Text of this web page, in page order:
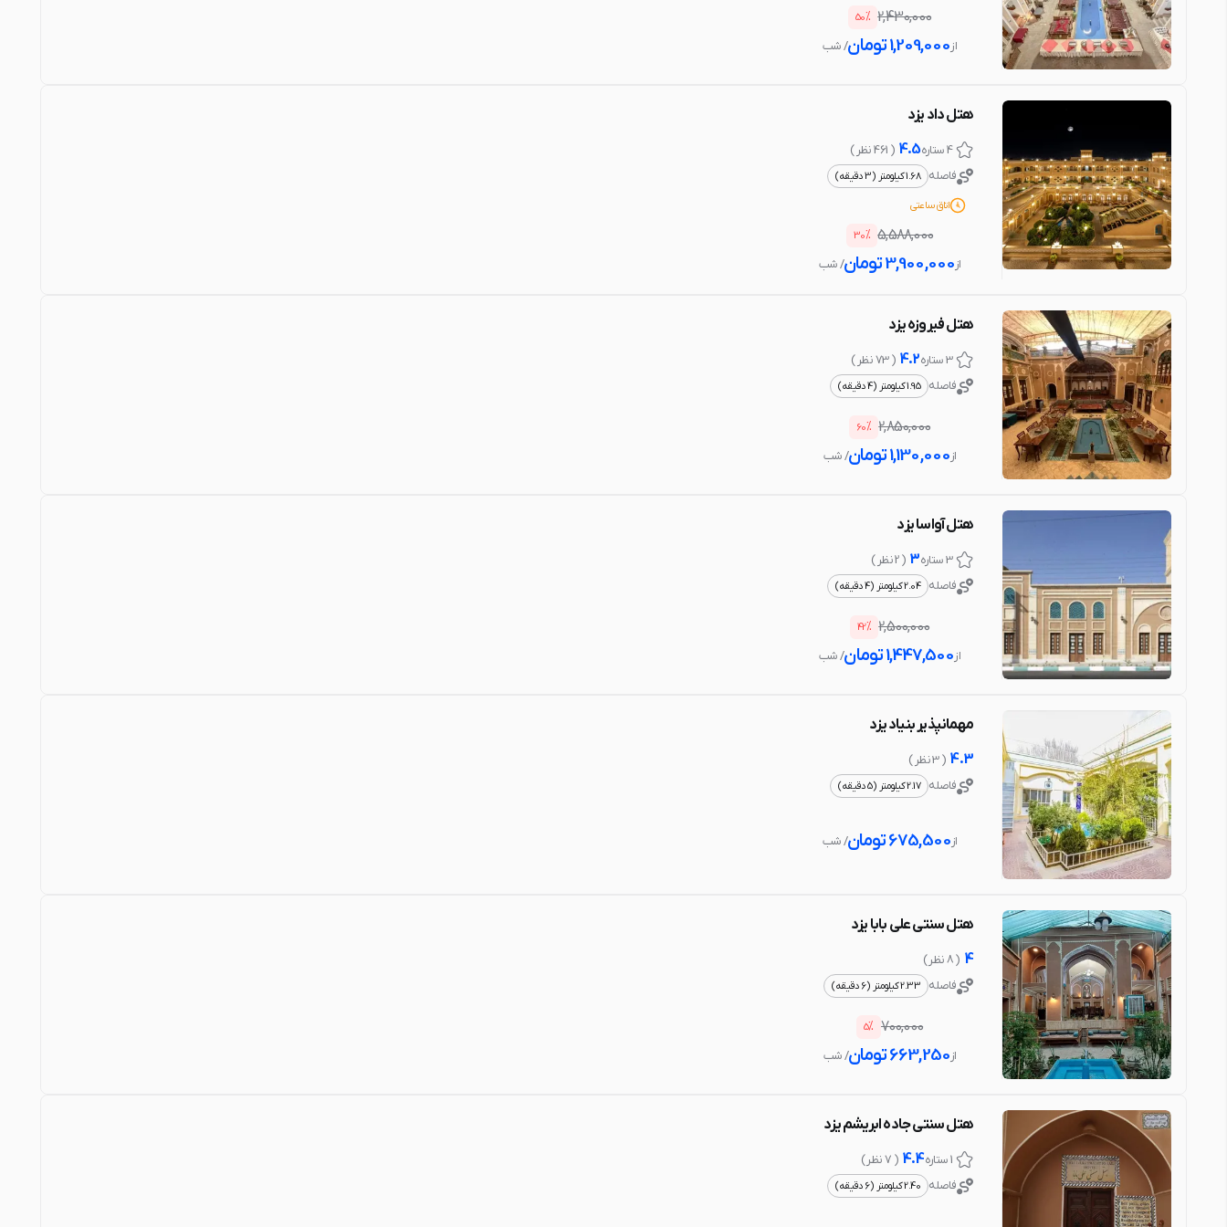
2,430,000
%
50
از1,209,000تومان/ شب
هتل داد یزد
4 ستاره 4.5 ( 461 نظر )
فاصله
1.68 کیلومتر (3 دقیقه)
اتاق ساعتی
5,588,000
%
30
از3,900,000تومان/ شب
هتل فیروزه یزد
3 ستاره 4.2 ( 73 نظر )
فاصله
1.95 کیلومتر (4 دقیقه)
2,850,000
%
60
از1,130,000تومان/ شب
هتل آواسا یزد
3 ستاره 3 ( 2 نظر )
فاصله
2.04 کیلومتر (4 دقیقه)
2,500,000
%
42
از1,447,500تومان/ شب
مهمانپذیر بنیاد یزد
4.3 ( 3 نظر )
فاصله
2.17 کیلومتر (5 دقیقه)
از675,500تومان/ شب
هتل سنتی علی بابا یزد
4 ( 8 نظر )
فاصله
2.33 کیلومتر (6 دقیقه)
700,000
%
5
از663,250تومان/ شب
هتل سنتی جاده ابریشم یزد
1 ستاره 4.4 ( 7 نظر )
فاصله
2.40 کیلومتر (6 دقیقه)